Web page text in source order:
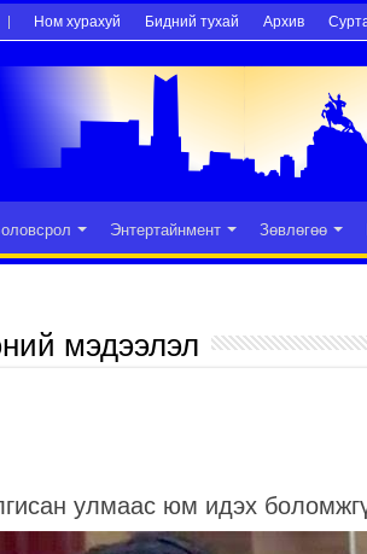
Ном хурахуй Бидний тухай Архив
Энтертайнмент Зөвлөгөө
мэдээлэл
улмаас юм идэх